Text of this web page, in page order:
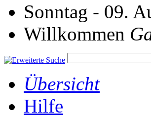
Sonntag - 09.
Willkommen
Übersicht
Hilfe